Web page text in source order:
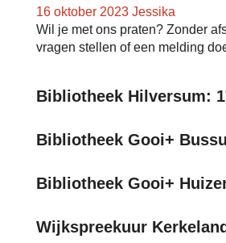
16 oktober 2023 Jessika
Wil je met ons praten? Zonder
vragen stellen of een melding
Bibliotheek Hilversum: 1
Bibliotheek Gooi+
Bibliotheek Gooi+
Wijkspreekuur